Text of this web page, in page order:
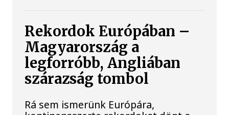
Rekordok Európában –
Magyarország a
legforróbb, Angliában
szárazság tombol
Rá sem ismerünk Európára,